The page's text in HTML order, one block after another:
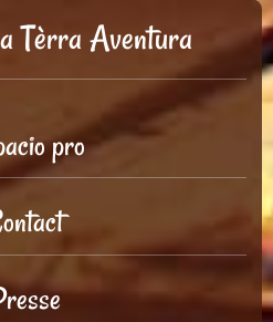
Tèrra Aventura
pro